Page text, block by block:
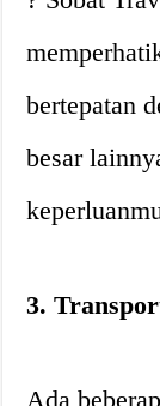
bertepatan
besar
3.
Ada